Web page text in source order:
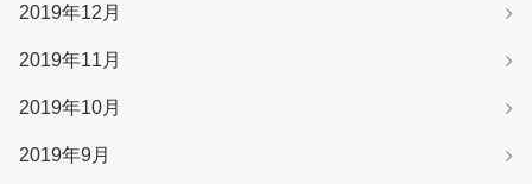
2019年12月
2019年11月
2019年10月
2019年9月